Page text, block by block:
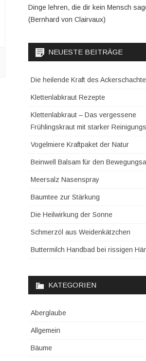
Dinge lehren, die dir kein Mensch
(Bernhard von Clairvaux)
NEUESTE BEITRÄGE
Die heilende Kraft des
Klettenlabkraut Rezepte
Klettenlabkraut – Das vergessene
Frühlingskraut mit starker
Vogelmiere Kraftpaket der Natur
Beinwell Balsam für den
Meersalz Nasenspray
Baumtee zur Stärkung
Die Heilwirkung der Sonne
Schmerzöl aus Weidenkätzchen
Buttermilch Handbad bei rissigen
KATEGORIEN
Aberglaube
Allgemein
Bäume